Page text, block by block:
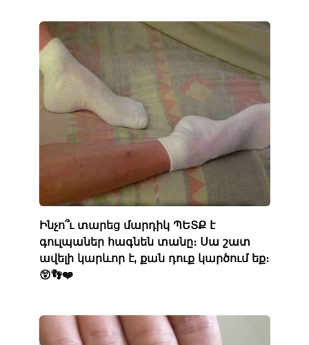
Ինչո՞ւ տարեց մարդիկ ՊԵՏՔ է
գուլպաներ հագնեն տանը։ Սա շատ
ավելի կարևոր է, քան դուք կարծում եք։
😲👣❤️